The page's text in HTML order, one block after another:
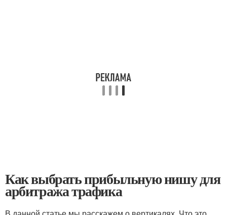
Как выбрать прибыльную нишу для
арбитража трафика